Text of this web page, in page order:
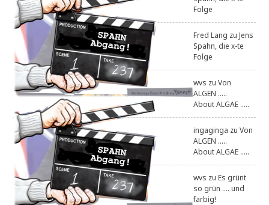
Folge
Fred Lang zuJens
Spahn, die x-te
Folge
wvs zuVon
ALGEN .....
About ALGAE .....
ingaginga zuVon
ALGEN .....
About ALGAE .....
wvs zuEs grünt
so grün .... und
farbig!